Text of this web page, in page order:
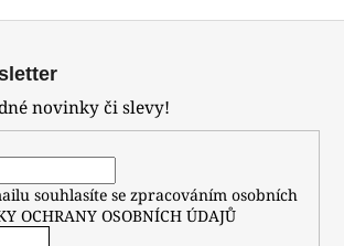
novinky či slevy!
souhlasíte se zpracováním osobních
OCHRANY OSOBNÍCH ÚDAJŮ